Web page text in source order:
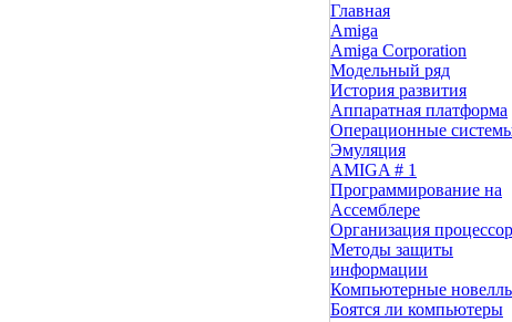
Главная
Amiga
Amiga Corporation
Модельный ряд
История развития
Аппаратная платформа
Операционные
Эмуляция
AMIGA # 1
Программирование на
Ассемблере
Организация
Методы защиты
информации
Компьютерные
Боятся ли компьютеры